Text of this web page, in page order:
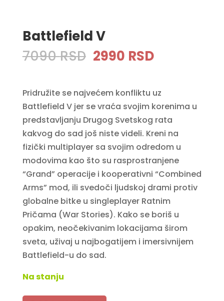
Battlefield V
7090RSD Original
7090 RSD.
2990 RSDCurrent
2990 RSD.
Pridružite se najvećem konfliktu uz
Battlefield V jer se vraća svojim korenima u
predstavljanju Drugog Svetskog rata
kakvog do sad još niste videli. Kreni na
fizički multiplayer sa svojim odredom u
modovima kao što su rasprostranjene
“Grand” operacije i kooperativni “Combined
Arms” mod, ili svedoči ljudskoj drami protiv
globalne bitke u singleplayer Ratnim
Pričama (War Stories). Kako se boriš u
opakim, neočekivanim lokacijama širom
sveta, uživaj u najbogatijem i imersivnijem
Battlefield-u do sad.
Na stanju